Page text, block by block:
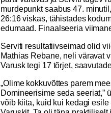
murdepunkt saabus 47.
26:16 viskas, tähistades
edumaad. Finaalseeria
Serviti resultatiivseimad olid
Mathias Rebane, neli väravat
Varusk tegi 17 tõrjet,
„Olime kokkuvõttes parem
Domineerisime seda seeriat,”
võib kiita, kuid kui kedagi